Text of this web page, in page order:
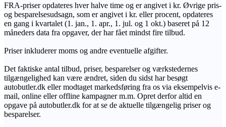
FRA-priser opdateres hver halve time og er angivet i kr. Øvrige pris-
og besparelsesudsagn, som er angivet i kr. eller procent, opdateres
en gang i kvartalet (1. jan., 1. apr., 1. jul. og 1 okt.) baseret på 12
måneders data fra opgaver, der har fået mindst fire tilbud.
Priser inkluderer moms og andre eventuelle afgifter.
Det faktiske antal tilbud, priser, besparelser og værkstedernes
tilgængelighed kan være ændret, siden du sidst har besøgt
autobutler.dk eller modtaget markedsføring fra os via eksempelvis e-
mail, online eller offline kampagner m.m. Opret derfor altid en
opgave på autobutler.dk for at se de aktuelle tilgængelig priser og
besparelser.